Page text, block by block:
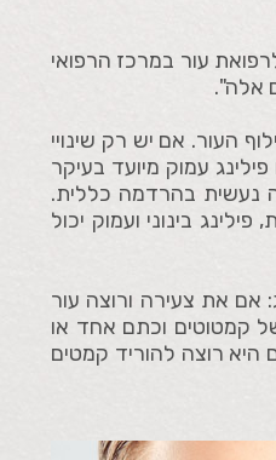
עור במרכז הרפואי
אלה".
העור. אם יש רק שינויי
עמוק מיועד בעיקר
נעשית בהרדמה כללית.
בינוני ועמוק יכול
את צעירה ורוצה עור
קמטוטים וכתם אחד או
היא רוצה להוריד קמטים